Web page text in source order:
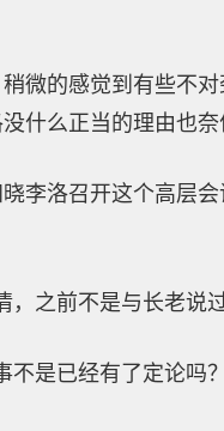
微的感觉到有些不
什么正当的理由也奈
李洛召开这个高层
，之前不是与长老说
不是已经有了定论